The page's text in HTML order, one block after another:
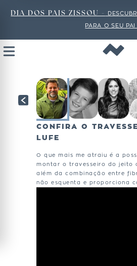
DIA DOS PAIS ZISSOU -
PARA O SEU PAI
Open
CONFIRA O
LUFE
O que mais me atraiu é a
montar o travesseiro do jeito
além da combinação entre
não esquenta e proporciona